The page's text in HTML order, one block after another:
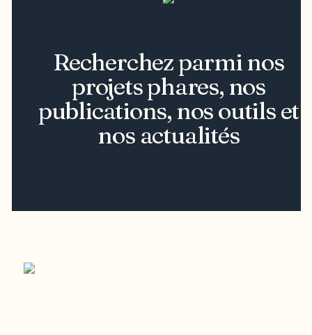
Recherchez parmi nos
projets phares, nos
publications, nos outils et
nos actualités